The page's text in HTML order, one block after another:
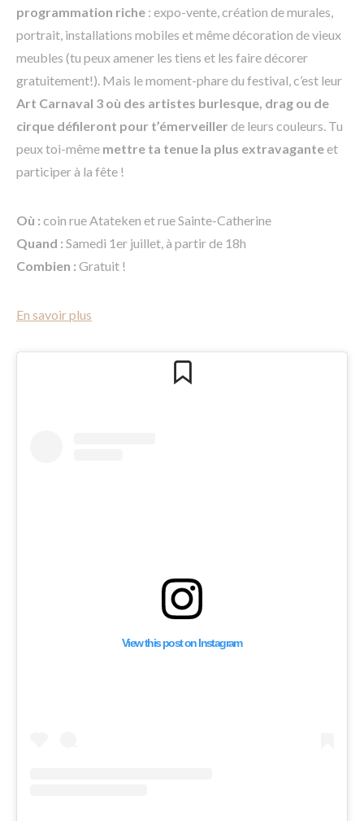
programmation riche : expo-vente, création de murales,
portrait, installations mobiles et même décoration de vieux
meubles (tu peux amener les tiens et les faire décorer
gratuitement!). Mais le moment-phare du festival, c’est leur
Art Carnaval 3 où des artistes burlesque, drag ou de
cirque défileront pour t’émerveiller de leurs couleurs. Tu
peux toi-même mettre ta tenue la plus extravaganteet
participer à la fête !
Où : coin rue Atateken et rue Sainte-Catherine
Quand : Samedi 1er juillet, à partir de 18h
Combien : Gratuit !
En savoir plus
View this post on Instagram